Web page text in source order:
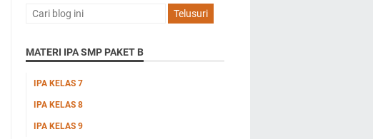
MATERI IPA SMP PAKET B
IPA KELAS 7
IPA KELAS 8
IPA KELAS 9